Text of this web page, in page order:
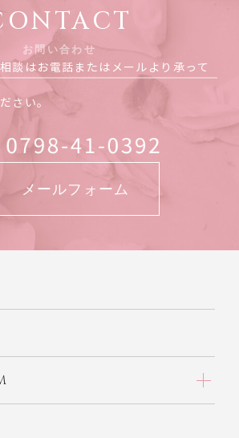
お問い合わせ
談はお電話またはメールより承って
さい。
メールフォーム